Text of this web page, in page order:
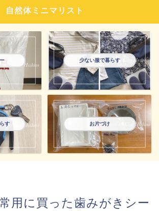
自然体ミニマリスト
少ない服で暮らす
す お片づけ
常用に買った歯みがきシー